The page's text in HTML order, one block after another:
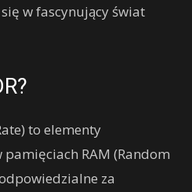
w fascynujący świat
to elementy
RAM (Random
za